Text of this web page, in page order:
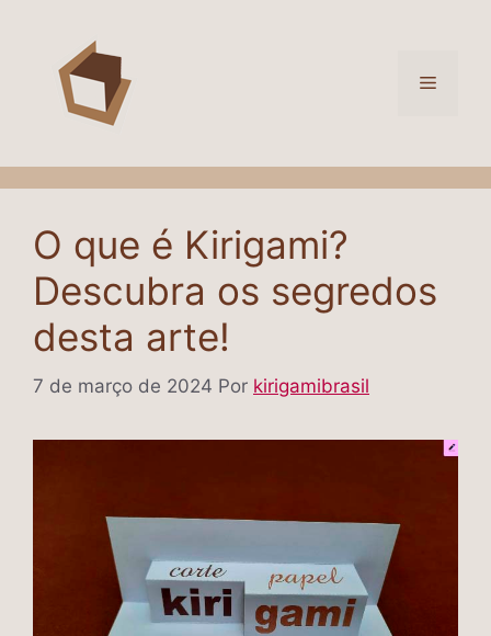
conteúdo
Menu
O que é Kirigami?
Descubra os segredos
desta arte!
7 de março de 2024 Por kirigamibrasil